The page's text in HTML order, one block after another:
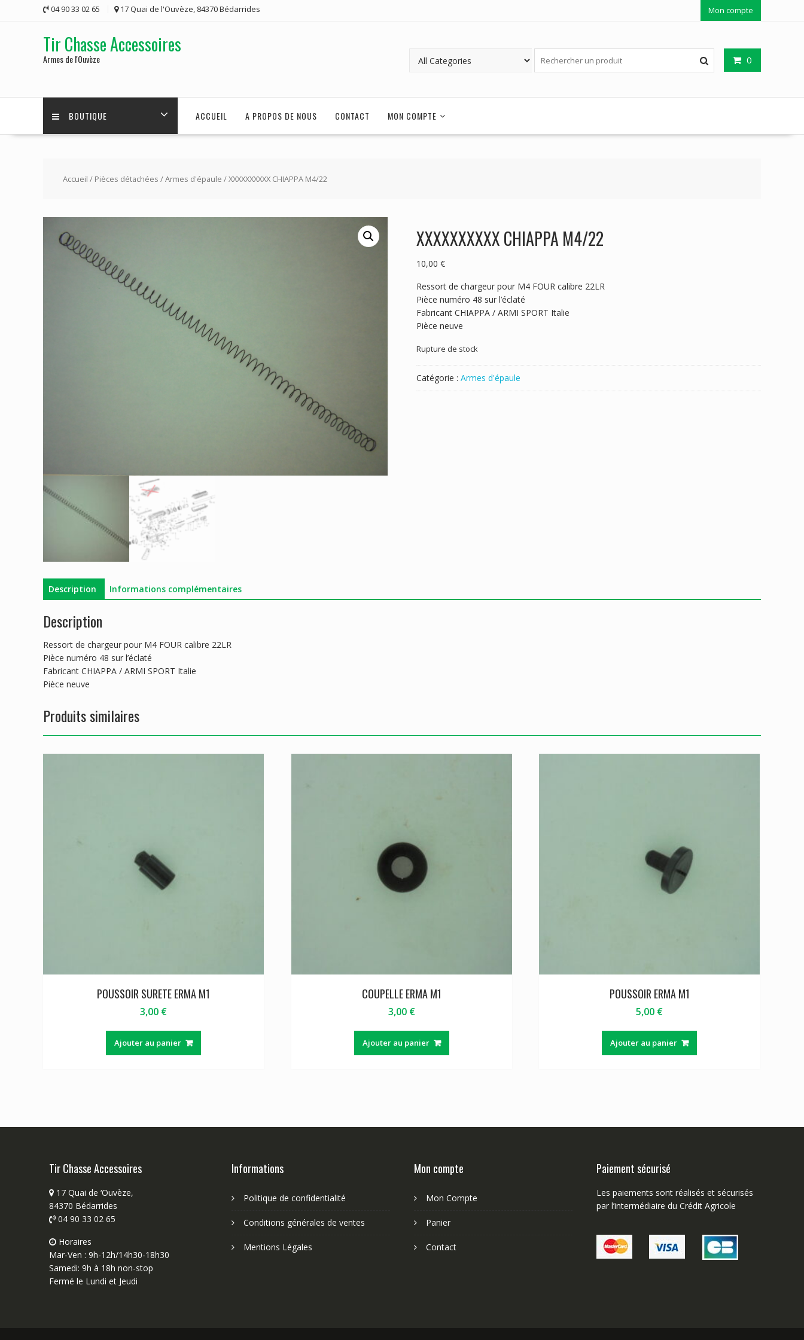
04 90 33 02 65 17 Quai de l'Ouvèze, 84370 Bédarrides Mon compte
Tir Chasse Accessoires
Armes de l'Ouvèze 0
BOUTIQUE ACCUEIL A PROPOS DE NOUS CONTACT MON COMPTE
Accueil / Pièces détachées /Armes d'épaule / XXXXXXXXXX CHIAPPA M4/22
XXXXXXXXXX CHIAPPA M4/22
10,00 €
Ressort de chargeur pour M4 FOUR calibre 22LR
Pièce numéro 48 sur l’éclaté
Fabricant CHIAPPA / ARMI SPORT Italie
Pièce neuve
Rupture de stock
Catégorie : Armes d'épaule
Description Informations complémentaires
Description
Ressort de chargeur pour M4 FOUR calibre 22LR
Pièce numéro 48 sur l’éclaté
Fabricant CHIAPPA / ARMI SPORT Italie
Pièce neuve
Produits similaires
POUSSOIR SURETE ERMA M1
3,00 €
Ajouter au panier
COUPELLE ERMA M1
3,00 €
Ajouter au panier
POUSSOIR ERMA M1
5,00 €
Ajouter au panier
Tir Chasse Accessoires
17 Quai de ‘Ouvèze,
84370 Bédarrides
04 90 33 02 65
Horaires
Mar-Ven : 9h-12h/14h30-18h30
Samedi: 9h à 18h non-stop
Fermé le Lundi et Jeudi
Informations
Politique de confidentialité
Conditions générales de ventes
Mentions Légales
Mon compte
Mon Compte
Panier
Contact
Paiement sécurisé
Les paiements sont réalisés et sécurisés
par l’intermédiaire du Crédit Agricole